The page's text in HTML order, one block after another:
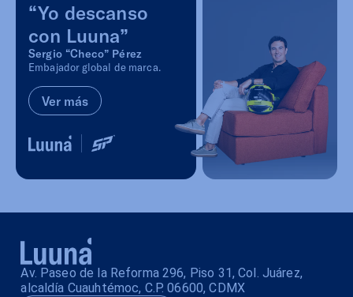
“Yo descanso
con Luuna”
Sergio “Checo” Pérez
Embajador global de marca.
Ver más
Av. Paseo de la Reforma 296, Piso 31, Col. Juárez,
alcaldía Cuauhtémoc, C.P. 06600, CDMX